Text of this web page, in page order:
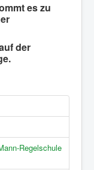
es zu
der
Regelschule